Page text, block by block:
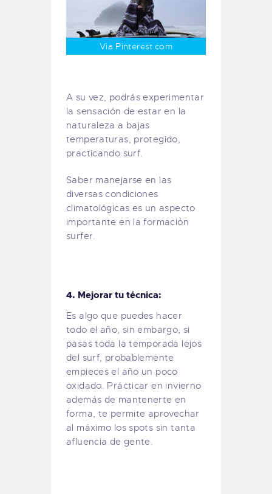
Via Pinterest.com
A su vez, podrás experimentar
la sensación de estar en la
naturaleza a bajas
temperaturas, protegido,
practicando surf.
Saber manejarse en las
diversas condiciones
climatológicas es un aspecto
importante en la formación
surfer.
4. Mejorar tu técnica:
Es algo que puedes hacer
todo el año, sin embargo, si
pasas toda la temporada lejos
del surf, probablemente
empieces el año un poco
oxidado. Prácticar en invierno
además de mantenerte en
forma, te permite aprovechar
al máximo los spots sin tanta
afluencia de gente.